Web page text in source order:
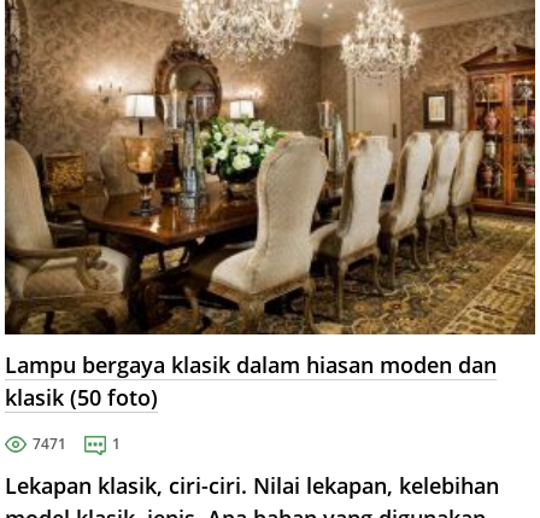
Lampu bergaya klasik dalam hiasan moden dan
klasik (50 foto)
7471 1
Lekapan klasik, ciri-ciri. Nilai lekapan, kelebihan